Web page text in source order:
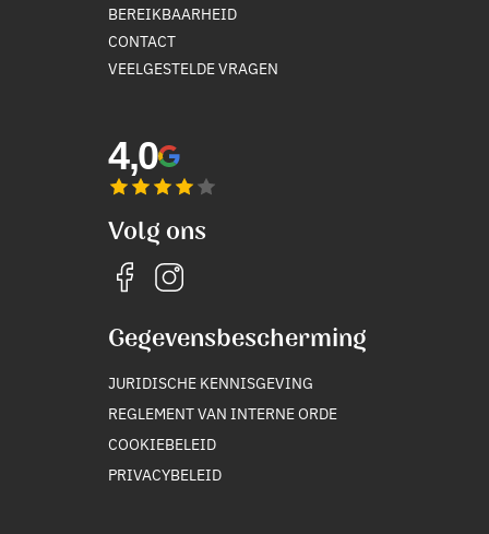
BEREIKBAARHEID
CONTACT
VEELGESTELDE VRAGEN
4,0
Volg ons
Gegevensbescherming
JURIDISCHE KENNISGEVING
REGLEMENT VAN INTERNE ORDE
COOKIEBELEID
PRIVACYBELEID